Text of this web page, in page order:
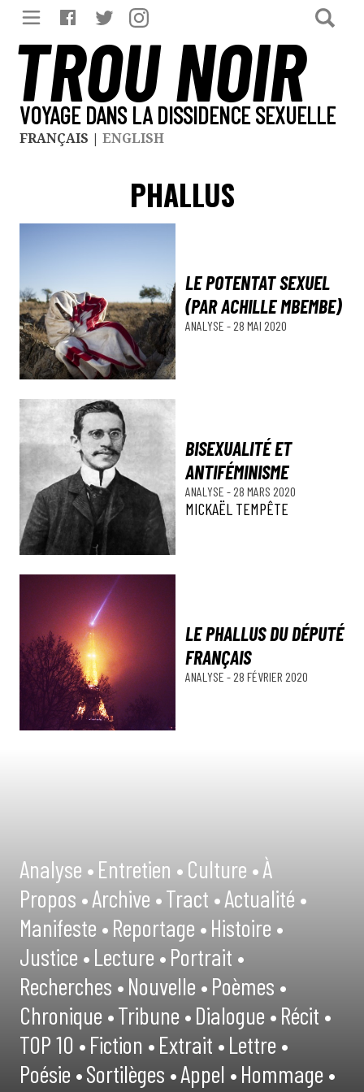
TROU NOIR
VOYAGE DANS LA DISSIDENCE SEXUELLE
FRANÇAIS | ENGLISH
PHALLUS
LE POTENTAT SEXUEL
(PAR ACHILLE MBEMBE)
ANALYSE - 28 MAI 2020
BISEXUALITÉ ET
ANTIFÉMINISME
ANALYSE - 28 MARS 2020
MICKAËL TEMPÊTE
LE PHALLUS DU DÉPUTÉ
FRANÇAIS
ANALYSE - 28 FÉVRIER 2020
Analyse •Entretien •Culture •À
Propos •Archive •Tract •Actualité •
Manifeste •Reportage •Histoire •
Justice •Lecture •Portrait •
Recherches •Nouvelle •Poèmes •
Chronique •Tribune •Dialogue •Récit •
TOP 10 •Fiction •Extrait •Lettre •
Poésie •Sortilèges •Appel •Hommage •